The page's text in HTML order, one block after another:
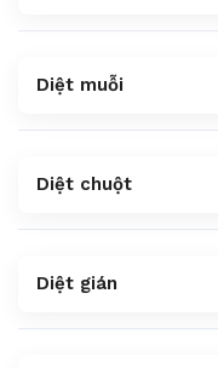
Diệt muỗi
Diệt chuột
Diệt gián